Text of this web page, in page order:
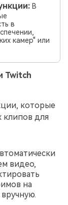
В
в
камер" или
Twitch
которые
клипов для
видео,
на